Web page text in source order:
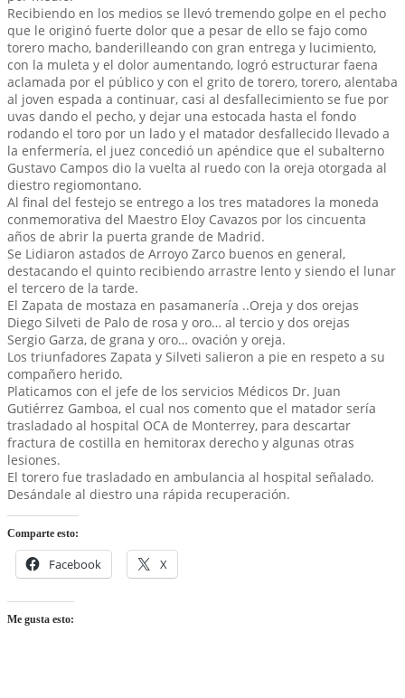
Recibiendo en los medios se llevó tremendo golpe en el pecho
que le originó fuerte dolor que a pesar de ello se fajo como
torero macho, banderilleando con gran entrega y lucimiento,
con la muleta y el dolor aumentando, logró estructurar faena
aclamada por el público y con el grito de torero, torero, alentaba
al joven espada a continuar, casi al desfallecimiento se fue por
uvas dando el pecho, y dejar una estocada hasta el fondo
rodando el toro por un lado y el matador desfallecido llevado a
la enfermería, el juez concedió un apéndice que el subalterno
Gustavo Campos dio la vuelta al ruedo con la oreja otorgada al
diestro regiomontano.
Al final del festejo se entrego a los tres matadores la moneda
conmemorativa del Maestro Eloy Cavazos por los cincuenta
años de abrir la puerta grande de Madrid.
Se Lidiaron astados de Arroyo Zarco buenos en general,
destacando el quinto recibiendo arrastre lento y siendo el lunar
el tercero de la tarde.
El Zapata de mostaza en pasamanería ..Oreja y dos orejas
Diego Silveti de Palo de rosa y oro… al tercio y dos orejas
Sergio Garza, de grana y oro… ovación y oreja.
Los triunfadores Zapata y Silveti salieron a pie en respeto a su
compañero herido.
Platicamos con el jefe de los servicios Médicos Dr. Juan
Gutiérrez Gamboa, el cual nos comento que el matador sería
trasladado al hospital OCA de Monterrey, para descartar
fractura de costilla en hemitorax derecho y algunas otras
lesiones.
El torero fue trasladado en ambulancia al hospital señalado.
Desándale al diestro una rápida recuperación.
Comparte esto:
Facebook X
Me gusta esto: